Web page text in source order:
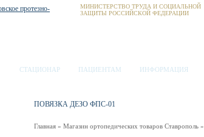
МИНИСТЕРСТВО ТРУДА И СОЦИАЛЬНОЙ
ЗАЩИТЫ РОССИЙСКОЙ ФЕДЕРАЦИИ
СТАЦИОНАР ПАЦИЕНТАМ ИНФОРМАЦИЯ
ПОВЯЗКА ДЕЗО ФПС-01
Главная » Магазин ортопедических товаров Ставрополь »